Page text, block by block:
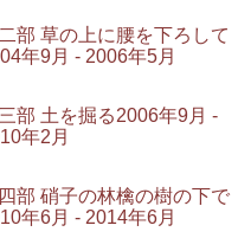
部 草の上に腰を下ろして
年9月 - 2006年5月
部 土を掘る2006年9月 -
年2月
部 硝子の林檎の樹の下で
年6月 - 2014年6月